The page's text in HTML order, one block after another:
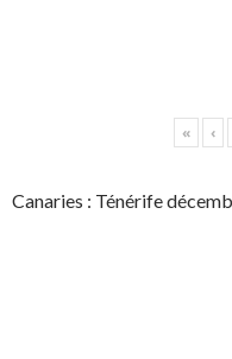
« ‹
Canaries : Ténérife